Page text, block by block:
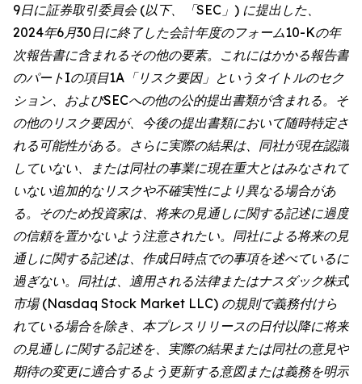
9日に証券取引委員会 (以下、「SEC」) に提出した、
2024年6月30日に終了した会計年度のフォーム10-Kの年
次報告書に含まれるその他の要素。これにはかかる報告書
のパートIの項目1A「リスク要因」というタイトルのセク
ション、およびSECへの他の公的提出書類が含まれる。そ
の他のリスク要因が、今後の提出書類において随時特定さ
れる可能性がある。さらに実際の結果は、同社が現在認識
していない、または同社の事業に現在重大とはみなされて
いない追加的なリスクや不確実性により異なる場合があ
る。そのため投資家は、将来の見通しに関する記述に過度
の信頼を置かないよう注意されたい。同社による将来の見
通しに関する記述は、作成日時点での事項を述べているに
過ぎない。同社は、適用される法律またはナスダック株式
市場 (Nasdaq Stock Market LLC) の規則で義務付けら
れている場合を除き、本プレスリリースの日付以降に将来
の見通しに関する記述を、実際の結果または同社の意見や
期待の変更に適合するよう更新する意図または義務を明示